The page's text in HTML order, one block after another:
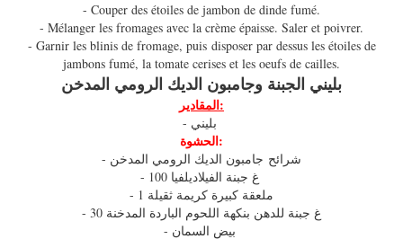
- Couper des étoiles de jambon de dinde fumé.
- Mélanger les fromages avec la crème épaisse. Saler et poivrer.
- Garnir les blinis de fromage, puis disposer par dessus les étoiles de
jambons fumé, la tomate cerises et les oeufs de cailles.
بليني الجبنة وجامبون الديك الرومي المدخن
المقادير:
الحشوة:
- شرائح جامبون الديك الرومي المدخن
- 1 ملعقة كبيرة كريمة ثقيلة
- 30 غ جبنة للدهن بنكهة اللحوم الباردة المدخنة